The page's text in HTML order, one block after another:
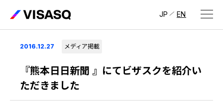
JP EN
会社情報
ビザスクについて
CEOメッセージ
2016.12.27 メディア掲載
『熊本日日新聞 』にてビザスクを紹介い
ただきました